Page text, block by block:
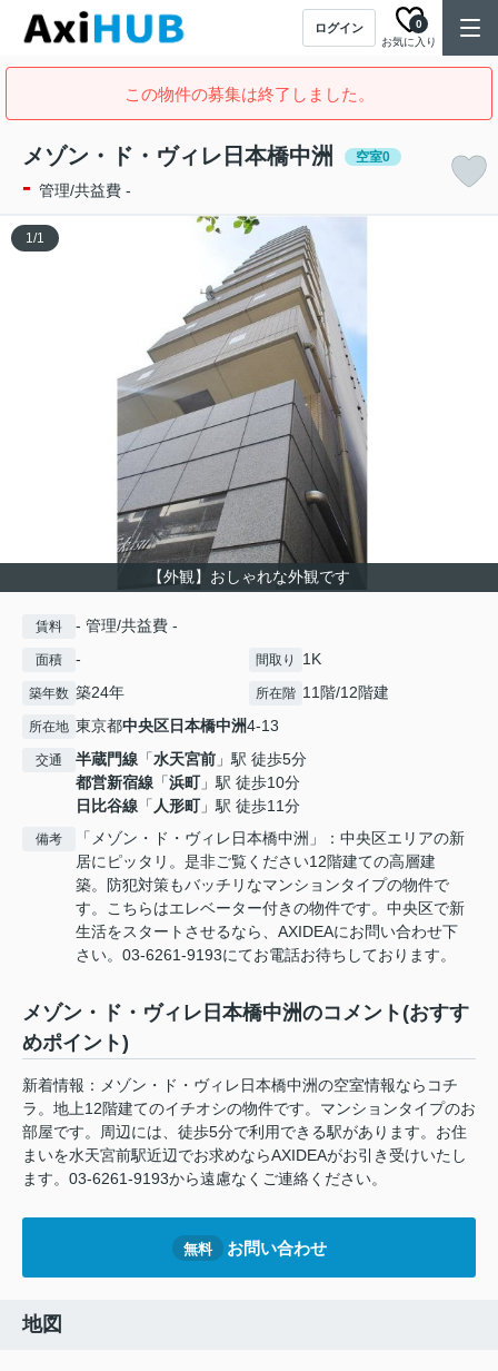
ログイン
お気に入り
0
この物件の募集は終了しました。
メゾン・ド・ヴィレ日本橋中洲 空室0
- 管理/共益費 -
【外観】おしゃれな外観です
1/1
賃料 - 管理/共益費 -
面積 - 間取り 1K
築年数 築24年 所在階 11階/12階建
所在地 東京都中央区日本橋中洲4-13
交通 半蔵門線 「水天宮前 」駅 徒歩5分
都営新宿線 「浜町」駅 徒歩10分
日比谷線 「 人形町」駅 徒歩11分
備考
「メゾン・ド・ヴィレ日本橋中洲」：中央区エリアの新
居にピッタリ。是非ご覧ください12階建ての高層建
築。防犯対策もバッチリなマンションタイプの物件で
す。こちらはエレベーター付きの物件です。中央区で新
生活をスタートさせるなら、AXIDEAにお問い合わせ下
さい。03-6261-9193にてお電話お待ちしております。
メゾン・ド・ヴィレ日本橋中洲のコメント(おすす
めポイント)
新着情報：メゾン・ド・ヴィレ日本橋中洲の空室情報ならコチ
ラ。地上12階建てのイチオシの物件です。マンションタイプのお
部屋です。周辺には、徒歩5分で利用できる駅があります。お住
まいを水天宮前駅近辺でお求めならAXIDEAがお引き受けいたし
ます。03-6261-9193から遠慮なくご連絡ください。
無料 お問い合わせ
地図